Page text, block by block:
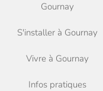
Gournay
S'installer à Gournay
Vivre à Gournay
Infos pratiques